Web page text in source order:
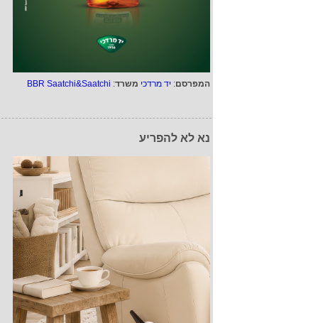
המפרסם: יד מרדכי משרד:
BBR Saatchi&Saatchi
נא לא להפריע